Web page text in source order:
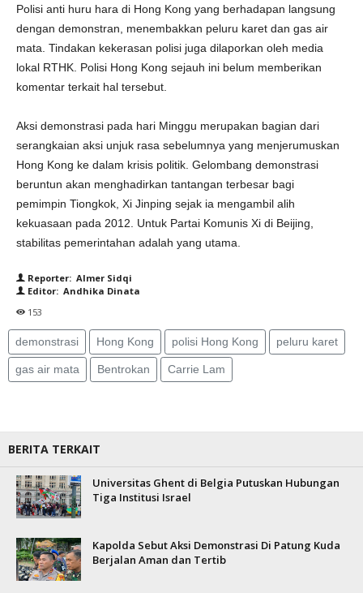
Polisi anti huru hara di Hong Kong yang berhadapan langsung
dengan demonstran, menembakkan peluru karet dan gas air
mata. Tindakan kekerasan polisi juga dilaporkan oleh media
lokal RTHK. Polisi Hong Kong sejauh ini belum memberikan
komentar terkait hal tersebut.
Aksi demonstrasi pada hari Minggu merupakan bagian dari
serangkaian aksi unjuk rasa sebelumnya yang menjerumuskan
Hong Kong ke dalam krisis politik. Gelombang demonstrasi
beruntun akan menghadirkan tantangan terbesar bagi
pemimpin Tiongkok, Xi Jinping sejak ia mengambil alih
kekuasaan pada 2012. Untuk Partai Komunis Xi di Beijing,
stabilitas pemerintahan adalah yang utama.
Reporter: Almer Sidqi
Editor: Andhika Dinata
153
demonstrasi Hong Kong polisi Hong Kong peluru karet
gas air mata Bentrokan Carrie Lam
BERITA TERKAIT
Universitas Ghent di Belgia Putuskan Hubungan
Tiga Institusi Israel
Kapolda Sebut Aksi Demonstrasi Di Patung Kuda
Berjalan Aman dan Tertib